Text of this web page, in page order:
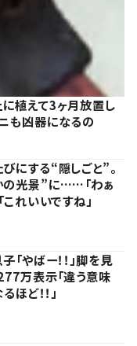
植えて3ヶ月放置し
も凶器になるの
にする“隠しごと”。
の光景”に……「わぁ
これいいですね」
「やばー！！」脚を見
万表示「違う意味
ほど！！」